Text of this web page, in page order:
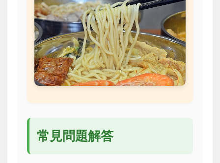
常見問題解答